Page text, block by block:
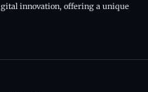
innovation, offering a unique